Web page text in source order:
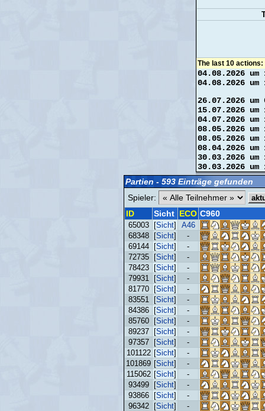
The last 10 actions:
04.08.2026
04.08.2026
26.07.2026
15.07.2026
04.07.2026
08.05.2026
08.05.2026
08.04.2026
30.03.2026
30.03.2026
Partien - 593 Einträge gefunden
Spieler:
ID
Sicht ECO C960
65003 [Sicht]
A46
68348
[Sicht]
-
69144
[Sicht]
-
72735
[Sicht]
-
78423
[Sicht]
-
79931
[Sicht]
-
81770
[Sicht]
-
83551
[Sicht]
-
84386
[Sicht]
-
85760
[Sicht]
-
89237
[Sicht]
-
97357
[Sicht]
-
101122 [Sicht]
-
101869 [Sicht]
-
115062 [Sicht]
-
93499
[Sicht]
-
93866
[Sicht]
-
96342
[Sicht]
-